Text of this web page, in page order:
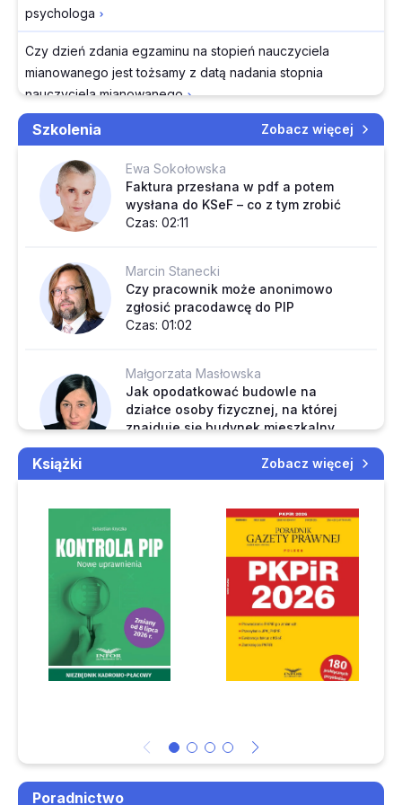
psychologa
Czy dzień zdania egzaminu na stopień nauczyciela
mianowanego jest tożsamy z datą nadania stopnia
nauczyciela mianowanego
Jak ewidencjonować wydatki gdy część budynku
własne potrzeby spółki
Czy nauczycielowi zatrudnionemu trzykrotnie bez przerwy
można wystawić zbiorcze świadectwo pracy
Zaliczka na wynagrodzenie biegłego – paragraf 649 czy
675 według nowej klasyfikacji budżetowej
Jak szkoła powinna zaksięgować nieodpłatnie otrzymane
Czy brak faktury korygującej od kontrahenta wyłącza
obowiązek zmniejszenia VAT naliczonego przy zwrocie
zaliczki wyegzekwowanej przez komornika
Do którego paragrafu klasyfikacji budżetowej zaliczyć
W jakim wymiarze rodzicom dziecka przysługuje urlop
rodzicielski i jakie dokumenty powinni dołączyć do
wniosku o jego udzielenie
Czy jednostka budżetowa powinna księgować omyłkowo
wystawione faktury wraz z fakturami korygującymi
Czy nauczyciel z całodziennym wyżywieniem w podróży
kosztowe – jak księgować wydatki od 2027 r.
Czy małżonka przedsiębiorcy współpracująca przy
Szkolenia Zobacz więcej
Ewa Sokołowska
Faktura przesłana w pdf a potem
wysłana do KSeF – co z tym zrobić
Czas: 02:11
Marcin Stanecki
Czy pracownik może anonimowo
zgłosić pracodawcę do PIP
Czas: 01:02
Małgorzata Masłowska
Jak opodatkować budowle na
działce osoby fizycznej, na której
znajduje się budynek mieszkalny
Czas: 01:27
INFORLEX Asystent AI
Czas: 01:53
Czy faktura z zagranicy to zawsze
WNT
Czas: 00:46
Książki Zobacz więcej
Poradnictwo